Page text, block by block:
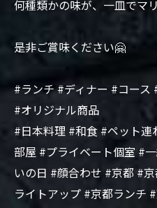
何種類かの味が、一皿でマ
是非ご賞味ください🤗
#ランチ #ディナー #コース
#オリジナル商品
#日本料理 #和食 #ペット
部屋 #プライベート個室 #
いの日 #顔合わせ #京都 #
ライトアップ #京都ランチ